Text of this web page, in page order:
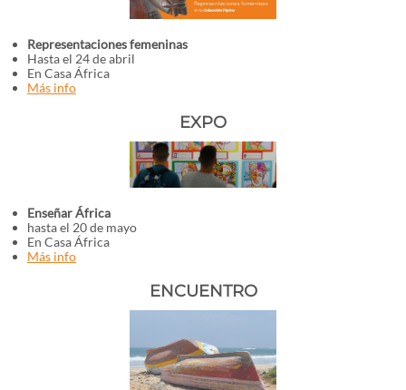
Representaciones femeninas
Hasta el 24 de abril
En Casa África
Más info
EXPO
Enseñar África
hasta el 20 de mayo
En Casa África
Más info
ENCUENTRO